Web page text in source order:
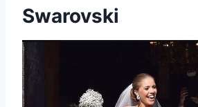
Swarovski